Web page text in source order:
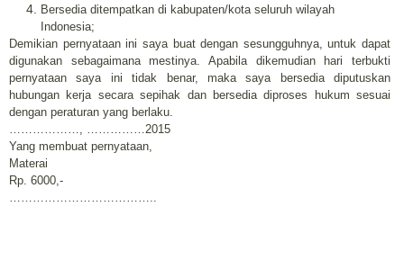
Bersedia ditempatkan di kabupaten/kota seluruh wilayah
Indonesia;
Demikian pernyataan ini saya buat dengan sesungguhnya, untuk dapat
digunakan sebagaimana mestinya. Apabila dikemudian hari terbukti
pernyataan saya ini tidak benar, maka saya bersedia diputuskan
hubungan kerja secara sepihak dan bersedia diproses hukum sesuai
dengan peraturan yang berlaku.
………………, ……………2015
Yang membuat pernyataan,
Materai
Rp. 6000,-
………………………………..